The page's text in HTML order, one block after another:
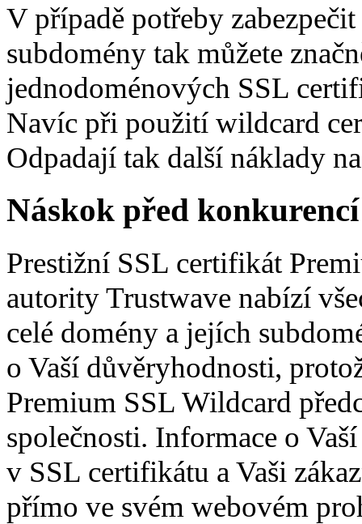
V případě potřeby
subdomény tak můžete
jednodoménových SSL
Navíc při použití wildcard
Odpadají tak další náklady
Náskok před konkurencí
Prestižní SSL certifikát
autority Trustwave nabízí
celé domény a jejích
o Vaší důvěryhodnosti,
Premium SSL Wildcard
společnosti. Informace o
v SSL certifikátu a Vaši
přímo ve svém webovém